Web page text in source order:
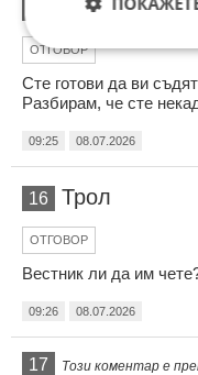
Принципно
ОТГОВОР
Сте готови да ви
Разбирам, че сте
09:25 08.07.2026
16 Трол
ОТГОВОР
Вестник ли да им
09:26 08.07.2026
17 Този коментар е